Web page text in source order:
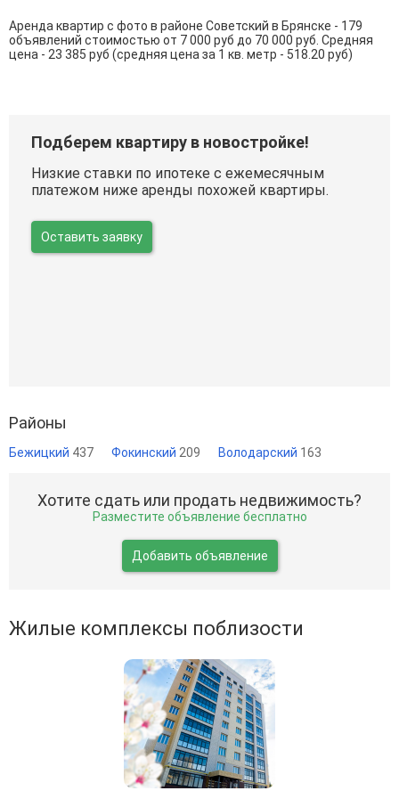
Аренда квартир с фото в районе Советский в Брянске - 179
объявлений стоимостью от 7 000 руб до 70 000 руб. Средняя
цена - 23 385 руб (средняя цена за 1 кв. метр - 518.20 руб)
Подберем квартиру в новостройке!
Низкие ставки по ипотеке с ежемесячным
платежом ниже аренды похожей квартиры.
Оставить заявку
Районы
Бежицкий 437 Фокинский 209 Володарский 163
Хотите сдать или продать недвижимость?
Разместите объявление бесплатно
Добавить объявление
Жилые комплексы поблизости